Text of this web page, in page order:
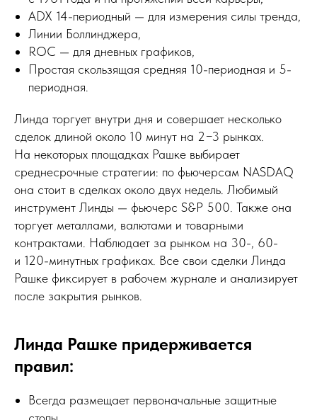
ADX 14-периодный — для измерения силы тренда,
Линии Боллинджера,
ROC — для дневных графиков,
Простая скользящая средняя 10-периодная и 5-
периодная.
Линда торгует внутри дня и совершает несколько
сделок длиной около 10 минут на 2−3 рынках.
На некоторых площадках Рашке выбирает
среднесрочные стратегии: по фьючерсам NASDAQ
она стоит в сделках около двух недель. Любимый
инструмент Линды — фьючерс S&P 500. Также она
торгует металлами, валютами и товарными
контрактами. Наблюдает за рынком на 30-, 60-
и 120-минутных графиках. Все свои сделки Линда
Рашке фиксирует в рабочем журнале и анализирует
после закрытия рынков.
Линда Рашке придерживается
правил:
Всегда размещает первоначальные защитные